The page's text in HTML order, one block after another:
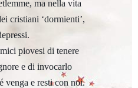
ma nella vita
cristiani ‘dormienti’,
piovesi di tenere
e di invocarlo
venga e resti con noi.